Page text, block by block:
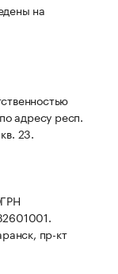
на
адресу респ.
23.
пр-кт